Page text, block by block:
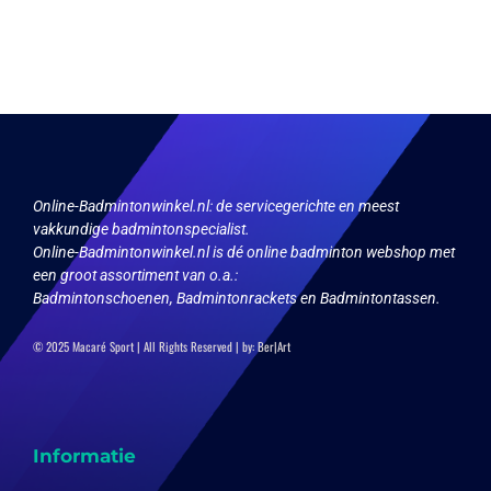
worden
productpagina
Online-Badmintonwinkel.nl:de servicegerichte en meest
vakkundige badmintonspecialist.
Online-Badmintonwinkel.nl is dé online badminton webshop met
een groot assortiment van o.a.:
Badmintonschoenen, Badmintonrackets en Badmintontassen.
© 2025 Macaré Sport | All Rights Reserved | by:Ber|Art
Informatie